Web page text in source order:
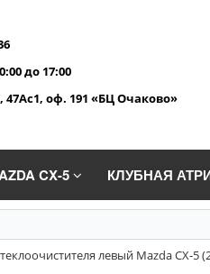
до 17:00
оф. 191 «БЦ Очаково»
CX-5 КЛУБНАЯ
левый Mazda CX-5